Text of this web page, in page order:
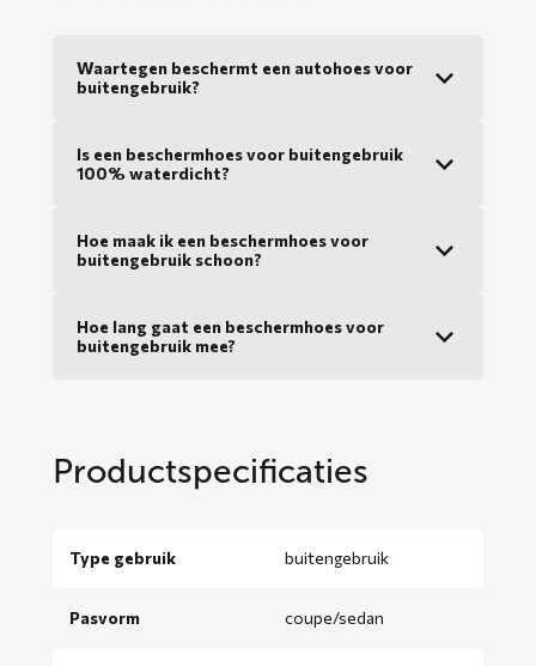
Waartegen beschermt een autohoes voor
buitengebruik?
Is een beschermhoes voor buitengebruik
100% waterdicht?
Hoe maak ik een beschermhoes voor
buitengebruik schoon?
Hoe lang gaat een beschermhoes voor
buitengebruik mee?
Productspecificaties
Type gebruik buitengebruik
Pasvorm coupe/sedan